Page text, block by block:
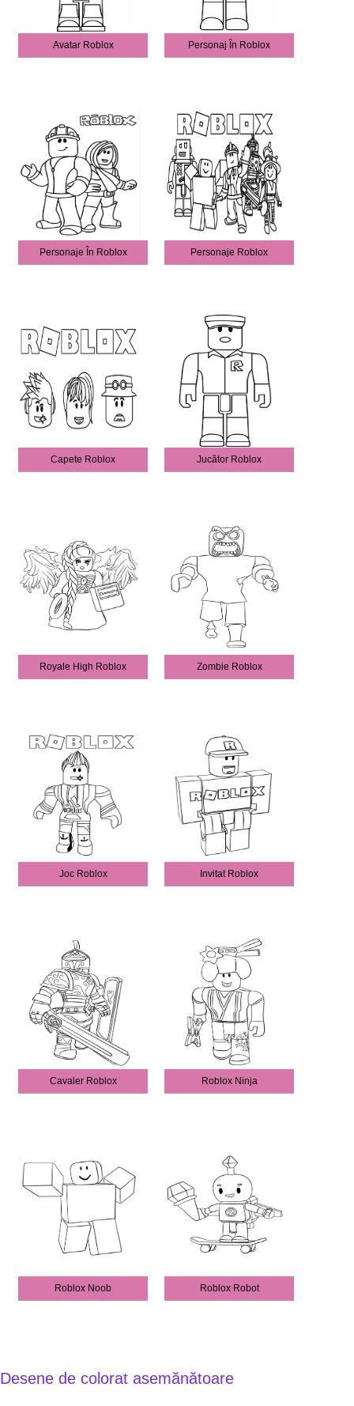
Avatar Roblox Personaj În Roblox
Personaje În Roblox Personaje Roblox
Capete Roblox Jucător Roblox
Royale High Roblox Zombie Roblox
Joc Roblox Invitat Roblox
Cavaler Roblox Roblox Ninja
Roblox Noob Roblox Robot
Desene de colorat asemănătoare